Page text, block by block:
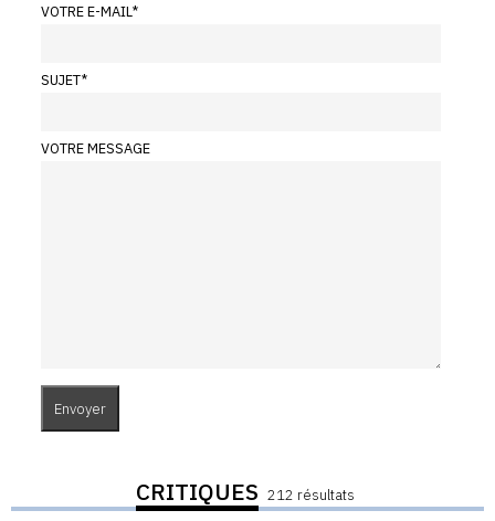
VOTRE E-MAIL*
SUJET*
VOTRE MESSAGE
CRITIQUES 212 résultats